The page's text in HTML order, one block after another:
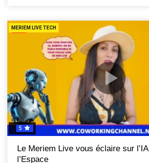
MERIEM LIVE TECH
5
Le Meriem Live vous éclaire sur
l’Espace